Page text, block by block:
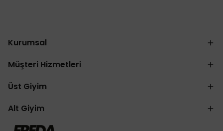
Kurumsal
Müşteri Hizmetleri
Üst Giyim
Alt Giyim